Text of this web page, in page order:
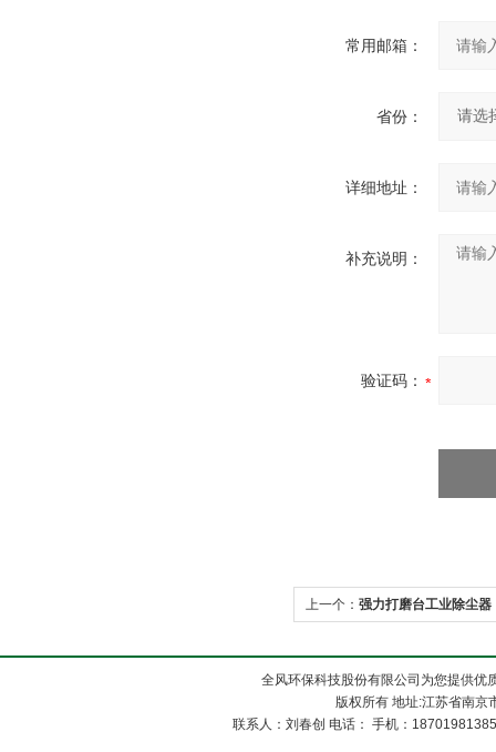
常用邮箱：
省份：
详细地址：
补充说明：
验证码：
上一个： 强力打磨台工业除尘器
全风环保科技股份有限公司为您提供
版权所有 地址:江苏省南
联系人：刘春创 电话： 手机：